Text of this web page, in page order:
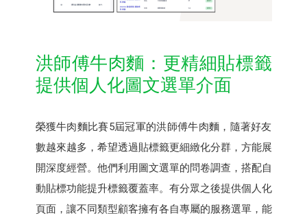
洪師傅牛肉麵：更精細貼標籤
提供個人化圖文選單介面
榮獲牛肉麵比賽5屆冠軍的洪師傅牛肉麵，隨著好友
數越來越多，希望透過貼標籤更細緻化分群，方能展
開深度經營。他們利用圖文選單的問卷調查，搭配自
動貼標功能提升標籤覆蓋率。有分眾之後提供個人化
頁面，讓不同類型顧客擁有各自專屬的服務選單，能